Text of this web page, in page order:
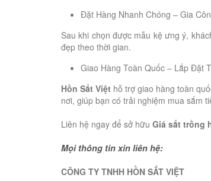
Đặt Hàng Nhanh Chóng – Gia
Sau khi chọn được mẫu kệ ưng ý,
đẹp theo thời gian.
Giao Hàng Toàn Quốc – Lắp Đặt
Hồn Sắt Việt hỗ trợ giao hàng toàn
nơi, giúp bạn có trải nghiệm mua sắm
Liên hệ ngay để sở hữu Giá sắt trồng
Mọi thông tin xin liên hệ:
CÔNG TY TNHH HỒN SẮT VIỆT